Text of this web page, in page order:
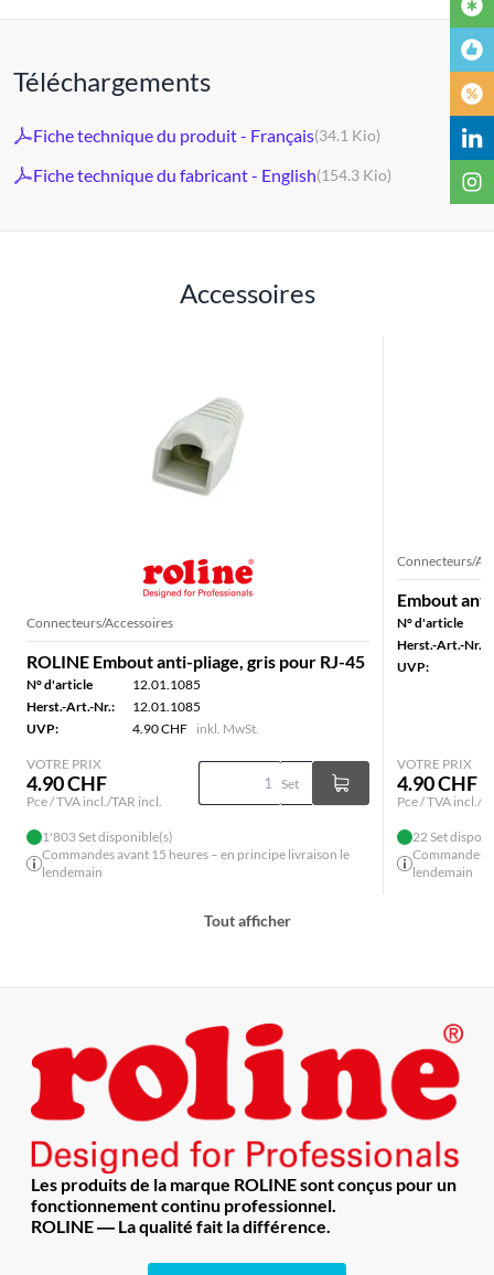
Téléchargements
Fiche technique du produit - Français(34.1 Kio)
Fiche technique du fabricant - English(154.3 Kio)
Accessoires
Connecteurs/Accessoires
ROLINE Embout anti-pliage, gris pour RJ-45
N° d'article
12.01.1085
Herst.-Art.-Nr.:
12.01.1085
UVP:
4.90 CHF inkl. MwSt.
VOTRE PRIX
4.90 CHF
Pce / TVA incl./TAR incl.
Set
1'803 Set disponible(s)
Commandes avant 15 heures – en principe livraison le
lendemain
Connecteurs/
Embout
N° d'article
Herst.-Art.-Nr.:
UVP:
VOTRE PRIX
4.90 CHF
Pce / TVA incl./
22 Set
Commandes
lendemain
Tout afficher
Les produits de la marque ROLINE sont conçus pour un
fonctionnement continu professionnel.
ROLINE ― La qualité fait la différence.